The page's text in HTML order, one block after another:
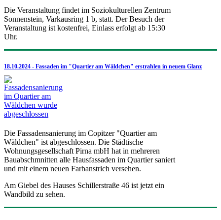
Die Veranstaltung findet im Soziokulturellen Zentrum
Sonnenstein, Varkausring 1 b, statt. Der Besuch der
Veranstaltung ist kostenfrei, Einlass erfolgt ab 15:30
Uhr.
18.10.2024 - Fassaden im "Quartier am Wäldchen" erstrahlen in neuem Glanz
Die Fassadensanierung im Copitzer "Quartier am
Wäldchen" ist abgeschlossen. Die Städtische
Wohnungsgesellschaft Pirna mbH hat in mehreren
Bauabschmnitten alle Hausfassaden im Quartier saniert
und mit einem neuen Farbanstrich versehen.
Am Giebel des Hauses Schillerstraße 46 ist jetzt ein
Wandbild zu sehen.